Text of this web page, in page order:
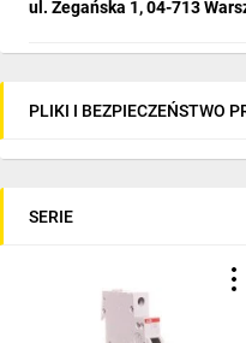
ul. Żegańska 1, 04-713
PLIKI I BEZPIECZEŃSTWO
SERIE